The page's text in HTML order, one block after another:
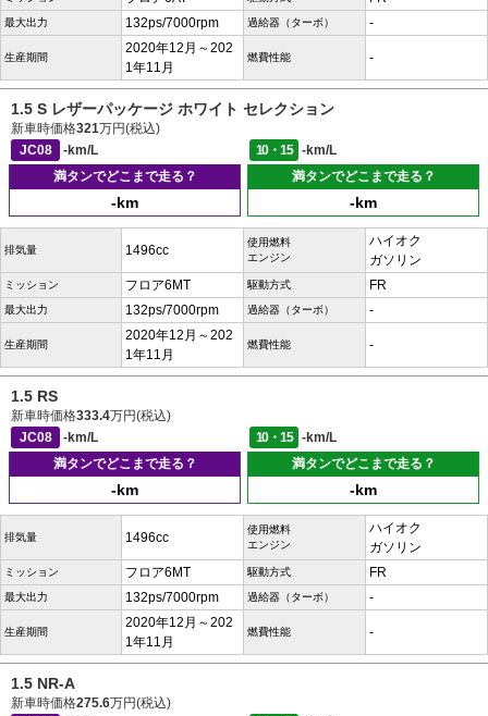
最大出力 132ps/7000rpm 過給器（ターボ） -
生産期間
2020年12月～202
1年11月
燃費性能 -
1.5 S レザーパッケージ ホワイト セレクション
新車時価格321万円(税込)
JC08
-km/L 10・15
-km/L
満タンでどこまで走る？
-km
満タンでどこまで走る？
-km
排気量 1496cc
使用燃料
エンジン
ハイオク
ガソリン
ミッション フロア6MT 駆動方式 FR
最大出力 132ps/7000rpm 過給器（ターボ） -
生産期間
2020年12月～202
1年11月
燃費性能 -
1.5 RS
新車時価格333.4万円(税込)
JC08
-km/L 10・15
-km/L
満タンでどこまで走る？
-km
満タンでどこまで走る？
-km
排気量 1496cc
使用燃料
エンジン
ハイオク
ガソリン
ミッション フロア6MT 駆動方式 FR
最大出力 132ps/7000rpm 過給器（ターボ） -
生産期間
2020年12月～202
1年11月
燃費性能 -
1.5 NR-A
新車時価格275.6万円(税込)